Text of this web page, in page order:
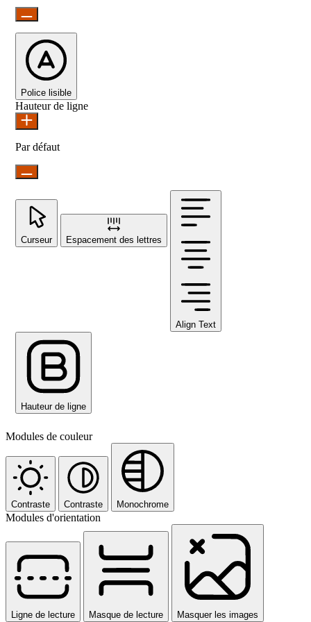
Police lisible
Hauteur de ligne
Par défaut
Curseur Espacement des lettres
Align Text
Hauteur de ligne
Modules de couleur
Contraste Contraste Monochrome
Modules d'orientation
Ligne de lecture Masque de lecture Masquer les images